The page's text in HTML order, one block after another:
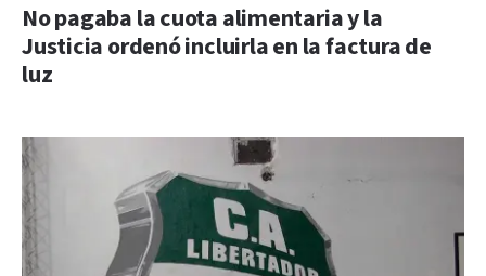
No pagaba la cuota alimentaria y la
Justicia ordenó incluirla en la factura de
luz